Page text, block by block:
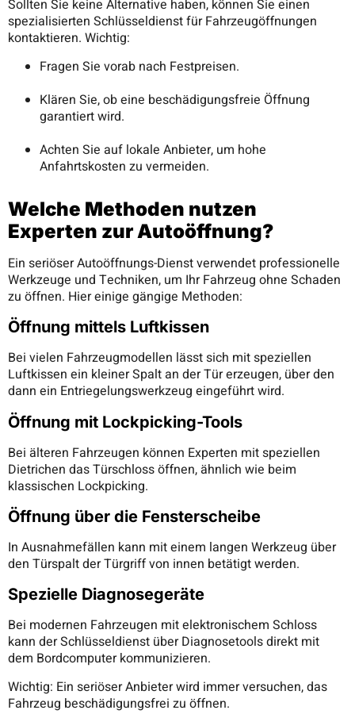
Sollten Sie keine Alternative haben, können Sie einen
spezialisierten Schlüsseldienst für Fahrzeugöffnungen
kontaktieren. Wichtig:
Fragen Sie vorab nach Festpreisen.
Klären Sie, ob eine beschädigungsfreie Öffnung
garantiert wird.
Achten Sie auf lokale Anbieter, um hohe
Anfahrtskosten zu vermeiden.
Welche Methoden nutzen
Experten zur Autoöffnung?
Ein seriöser Autoöffnungs-Dienst verwendet professionelle
Werkzeuge und Techniken, um Ihr Fahrzeug ohne Schaden
zu öffnen. Hier einige gängige Methoden:
Öffnung mittels Luftkissen
Bei vielen Fahrzeugmodellen lässt sich mit speziellen
Luftkissen ein kleiner Spalt an der Tür erzeugen, über den
dann ein Entriegelungswerkzeug eingeführt wird.
Öffnung mit Lockpicking-Tools
Bei älteren Fahrzeugen können Experten mit speziellen
Dietrichen das Türschloss öffnen, ähnlich wie beim
klassischen Lockpicking.
Öffnung über die Fensterscheibe
In Ausnahmefällen kann mit einem langen Werkzeug über
den Türspalt der Türgriff von innen betätigt werden.
Spezielle Diagnosegeräte
Bei modernen Fahrzeugen mit elektronischem Schloss
kann der Schlüsseldienst über Diagnosetools direkt mit
dem Bordcomputer kommunizieren.
Wichtig: Ein seriöser Anbieter wird immer versuchen, das
Fahrzeug beschädigungsfrei zu öffnen.